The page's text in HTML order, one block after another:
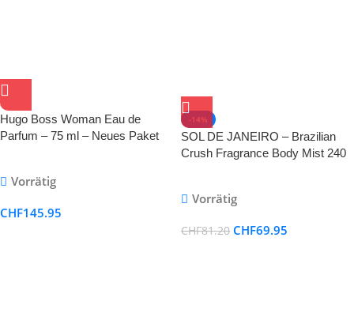
Hugo Boss Woman Eau de
Parfum – 75 ml – Neues Paket
Vorrätig
CHF145.95
-14%
SOL DE JANEIRO – Brazilian
Crush Fragrance Body Mist 240
Vorrätig
CHF81.20 CHF69.95